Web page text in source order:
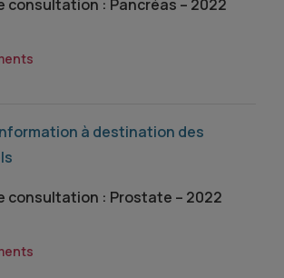
consultation : Pancréas – 2022
à destination des
consultation : Prostate – 2022